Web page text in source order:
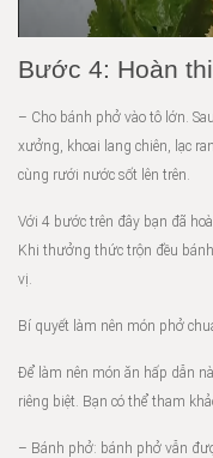
Bước 4: Hoàn
– Cho bánh phở vào tô lớn.
xưởng, khoai lang chiên, lạc
cùng rưới nước sốt lên trên.
Với 4 bước trên đây bạn đã
Khi thưởng thức trộn đều
vị.
Bí quyết làm nên món phở
Để làm nên món ăn hấp dẫn
riêng biệt. Bạn có thể tham
– Bánh phở: bánh phở vẫn